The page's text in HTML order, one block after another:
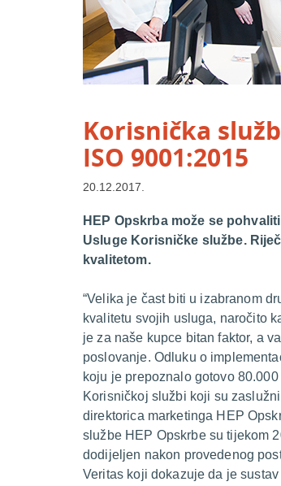
Korisnička
ISO 9001:2015
20.12.2017.
HEP Opskrba može se
Usluge Korisničke službe.
kvalitetom.
​“Velika je čast biti u izabranom
kvalitetu svojih usluga, naročito
je za naše kupce bitan faktor, a
poslovanje. Odluku o
koju je prepoznalo gotovo
Korisničkoj službi koji su
direktorica marketinga HEP
službe HEP Opskrbe su tijekom
dodijeljen nakon provedenog
Veritas koji dokazuje da je